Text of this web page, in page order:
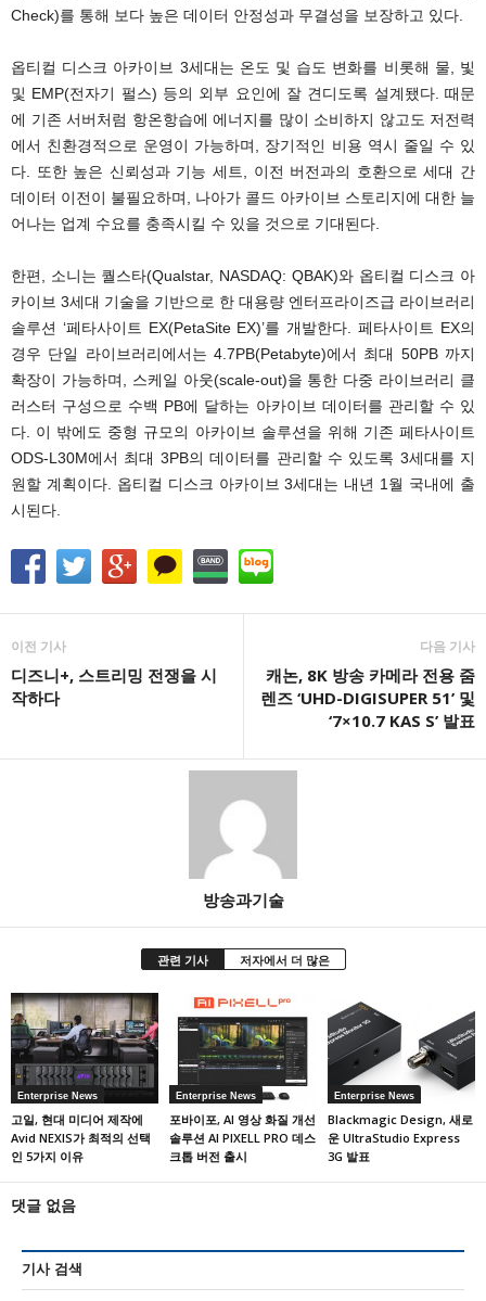
Check)를 통해 보다 높은 데이터 안정성과 무결성을 보장하고 있다.
옵티컬 디스크 아카이브 3세대는 온도 및 습도 변화를 비롯해 물, 빛
및 EMP(전자기 펄스) 등의 외부 요인에 잘 견디도록 설계됐다. 때문
에 기존 서버처럼 항온항습에 에너지를 많이 소비하지 않고도 저전력
에서 친환경적으로 운영이 가능하며, 장기적인 비용 역시 줄일 수 있
다. 또한 높은 신뢰성과 기능 세트, 이전 버전과의 호환으로 세대 간
데이터 이전이 불필요하며, 나아가 콜드 아카이브 스토리지에 대한 늘
어나는 업계 수요를 충족시킬 수 있을 것으로 기대된다.
한편, 소니는 퀄스타(Qualstar, NASDAQ: QBAK)와 옵티컬 디스크 아
카이브 3세대 기술을 기반으로 한 대용량 엔터프라이즈급 라이브러리
솔루션 ‘페타사이트 EX(PetaSite EX)’를 개발한다. 페타사이트 EX의
경우 단일 라이브러리에서는 4.7PB(Petabyte)에서 최대 50PB 까지
확장이 가능하며, 스케일 아웃(scale-out)을 통한 다중 라이브러리 클
러스터 구성으로 수백 PB에 달하는 아카이브 데이터를 관리할 수 있
다. 이 밖에도 중형 규모의 아카이브 솔루션을 위해 기존 페타사이트
ODS-L30M에서 최대 3PB의 데이터를 관리할 수 있도록 3세대를 지
원할 계획이다. 옵티컬 디스크 아카이브 3세대는 내년 1월 국내에 출
시된다.
이전 기사
디즈니+, 스트리밍 전쟁을 시
작하다
다음 기사
캐논, 8K 방송 카메라 전용 줌
렌즈 ‘UHD-DIGISUPER 51’ 및
‘7×10.7 KAS S’ 발표
방송과기술
관련 기사 저자에서 더 많은
Enterprise News
고일, 현대 미디어 제작에
Avid NEXIS가 최적의 선택
인 5가지 이유
Enterprise News
포바이포, AI 영상 화질 개선
솔루션 AI PIXELL PRO 데스
크톱 버전 출시
Enterprise News
Blackmagic Design, 새로
운 UltraStudio Express
3G 발표
댓글 없음
기사 검색